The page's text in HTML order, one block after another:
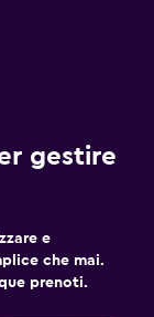
gestire
e
che mai.
prenoti.